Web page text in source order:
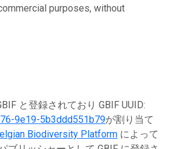
purposes, without
と登録されており GBIF UUID:
9e19-5b3ddd551b79が割り当て
Biodiversity Platform によって